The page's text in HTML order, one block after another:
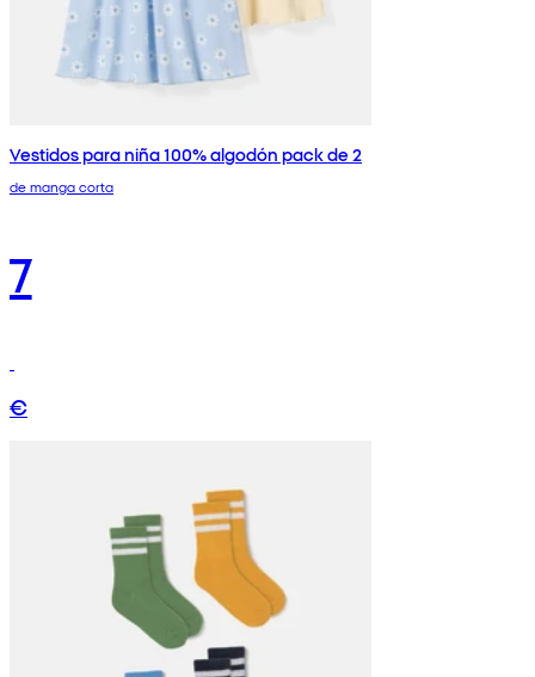
Vestidos para niña 100% algodón pack de 2
de manga corta
7
€